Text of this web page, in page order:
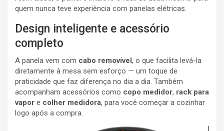
quem nunca teve experiência com panelas elétricas.
Design inteligente e acessório
completo
A panela vem com cabo removível, o que facilita levá-la
diretamente à mesa sem esforço — um toque de
praticidade que faz diferença no dia a dia. Também
acompanham acessórios como copo medidor, rack para
vapor e colher medidora, para você começar a cozinhar
logo após a compra.